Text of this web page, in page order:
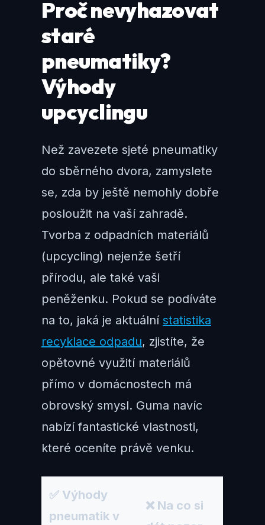
Proč nevyhazovat
staré
pneumatiky?
Výhody
upcyclingu
Než zavezete sjeté pneumatiky
do sběrného dvora, zamyslete
se, zda by ještě nemohly dobře
posloužit na vaší zahradě.
Tvorba z odpadních materiálů
(upcycling) nejenže šetří
přírodu, ale také vaši
peněženku. Pokud se podíváte
na to, jaká je aktuální statistika
recyklace odpadu, zjistíte, že
opětovné využití materiálů
přímo v domácnostech má
obrovský smysl. Guma navíc
nabízí fantastické vlastnosti,
které oceníte právě venku.
✅ Výhody
pneumatik v
❌ Na co si